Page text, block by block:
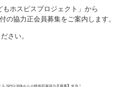
ホスピスプロジェクト」から
の協力正会員募集をご案内します。
さい。